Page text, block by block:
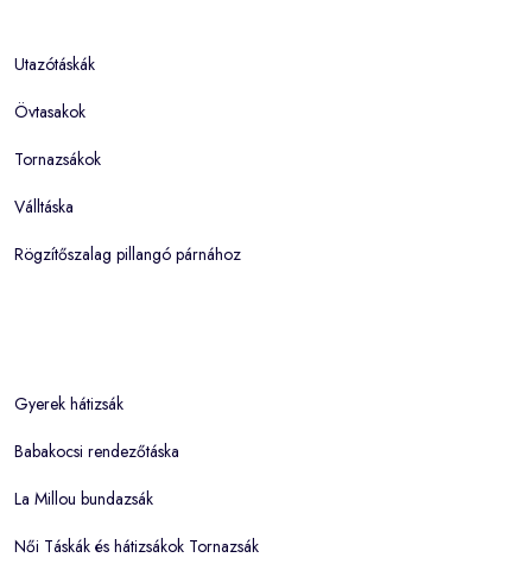
Utazótáskák
Övtasakok
Tornazsákok
Válltáska
Rögzítőszalag pillangó párnához
Gyerek hátizsák
Babakocsi rendezőtáska
La Millou bundazsák
Női Táskák és hátizsákok Tornazsák